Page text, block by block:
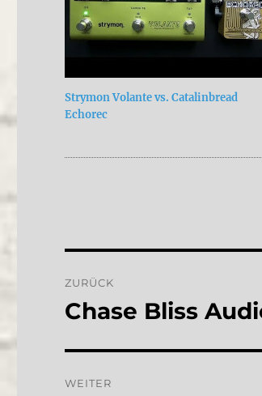
Strymon Volante vs. Catalinbread
Echorec
ZURÜCK
Vorheriger
Chase Bliss
WEITER